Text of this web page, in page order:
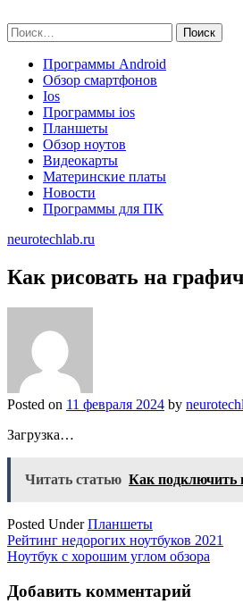
to
content
Найти:
Программы Android
Обзор смартфонов
Ios
Программы ios
Планшеты
Обзор ноутов
Видеокарты
Материнские платы
Новости
Программы для ПК
neurotechlab.ru
Как рисовать на
Posted on 11 февраля 2024 by
Загрузка…
Читать статью Как подключить
Posted UnderПланшеты
Навигация
по
записям
Рейтинг недорогих ноутбуков 2021
Ноутбук с хорошим углом обзора
Добавить комментарий